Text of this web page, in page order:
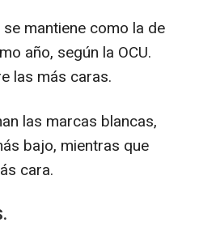
mantiene como la de
año, según la OCU.
las más caras.
las marcas blancas,
bajo, mientras que
cara.